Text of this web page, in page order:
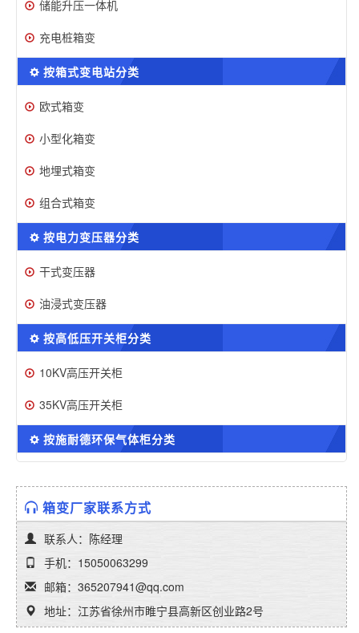
储能升压一体机
充电桩箱变
按箱式变电站分类
欧式箱变
小型化箱变
地埋式箱变
组合式箱变
按电力变压器分类
干式变压器
油浸式变压器
按高低压开关柜分类
10KV高压开关柜
35KV高压开关柜
按施耐德环保气体柜分类
箱变厂家联系方式
联系人：陈经理
手机：15050063299
邮箱：365207941@qq.com
地址：江苏省徐州市睢宁县高新区创业路2号